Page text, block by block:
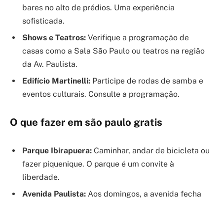
bares no alto de prédios. Uma experiência
sofisticada.
Shows e Teatros: Verifique a programação de
casas como a Sala São Paulo ou teatros na região
da Av. Paulista.
Edifício Martinelli: Participe de rodas de samba e
eventos culturais. Consulte a programação.
O que fazer em são paulo gratis
Parque Ibirapuera: Caminhar, andar de bicicleta ou
fazer piquenique. O parque é um convite à
liberdade.
Avenida Paulista: Aos domingos, a avenida fecha